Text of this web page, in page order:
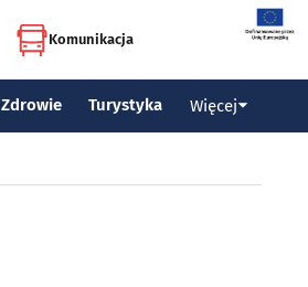
Komunikacja
Zdrowie Turystyka Więcej